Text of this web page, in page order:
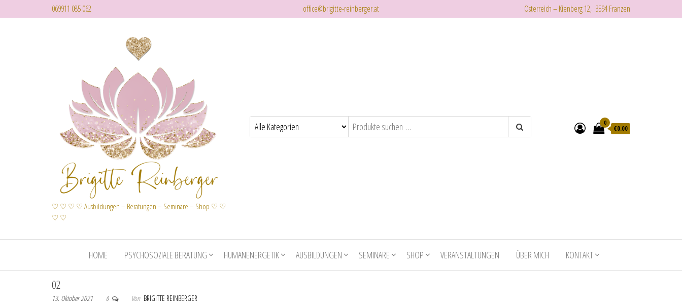
069911 085 062 office@brigitte-reinberger.at Österreich – Kienberg 12, 3594 Franzen
♡ ♡ ♡ ♡ Ausbildungen – Beratungen – Seminare – Shop ♡ ♡
♡ ♡
0
€0.00
HOME PSYCHOSOZIALE BERATUNG HUMANENERGETIK AUSBILDUNGEN SEMINARE SHOP VERANSTALTUNGEN ÜBER MICH KONTAKT
02
13. Oktober 2021 0 Von BRIGITTE REINBERGER